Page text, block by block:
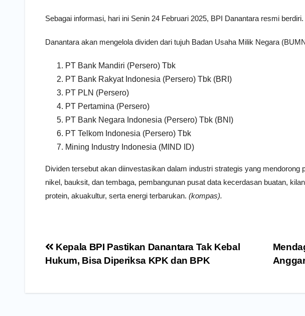
Sebagai informasi, hari ini Senin 24 Februari 2025, BPI Danantara resmi berdiri.
Danantara akan mengelola dividen dari tujuh Badan Usaha Milik Negara
PT Bank Mandiri (Persero) Tbk
PT Bank Rakyat Indonesia (Persero) Tbk (BRI)
PT PLN (Persero)
PT Pertamina (Persero)
PT Bank Negara Indonesia (Persero) Tbk (BNI)
PT Telkom Indonesia (Persero) Tbk
Mining Industry Indonesia (MIND ID)
Dividen tersebut akan diinvestasikan dalam industri strategis yang mendorong
nikel, bauksit, dan tembaga, pembangunan pusat data kecerdasan buatan,
protein, akuakultur, serta energi terbarukan. (kompas).
Navigasi
pos
Kepala BPI Pastikan Danantara Tak Kebal
Hukum, Bisa Diperiksa KPK dan BPK